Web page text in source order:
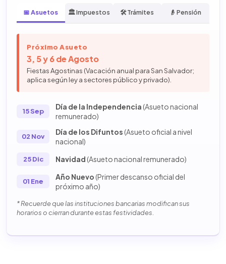
📅 Asuetos 🏛️ Impuestos 🛠️ Trámites 👴 Pensión
Próximo Asueto
3, 5 y 6 de Agosto
Fiestas Agostinas (Vacación anual para San Salvador;
aplica según ley a sectores público y privado).
15 Sep
Día de la Independencia(Asueto nacional
remunerado)
02 Nov
Día de los Difuntos(Asueto oficial a nivel
nacional)
25 Dic Navidad(Asueto nacional remunerado)
01 Ene
Año Nuevo(Primer descanso oficial del
próximo año)
* Recuerde que las instituciones bancarias modifican sus
horarios o cierran durante estas festividades.